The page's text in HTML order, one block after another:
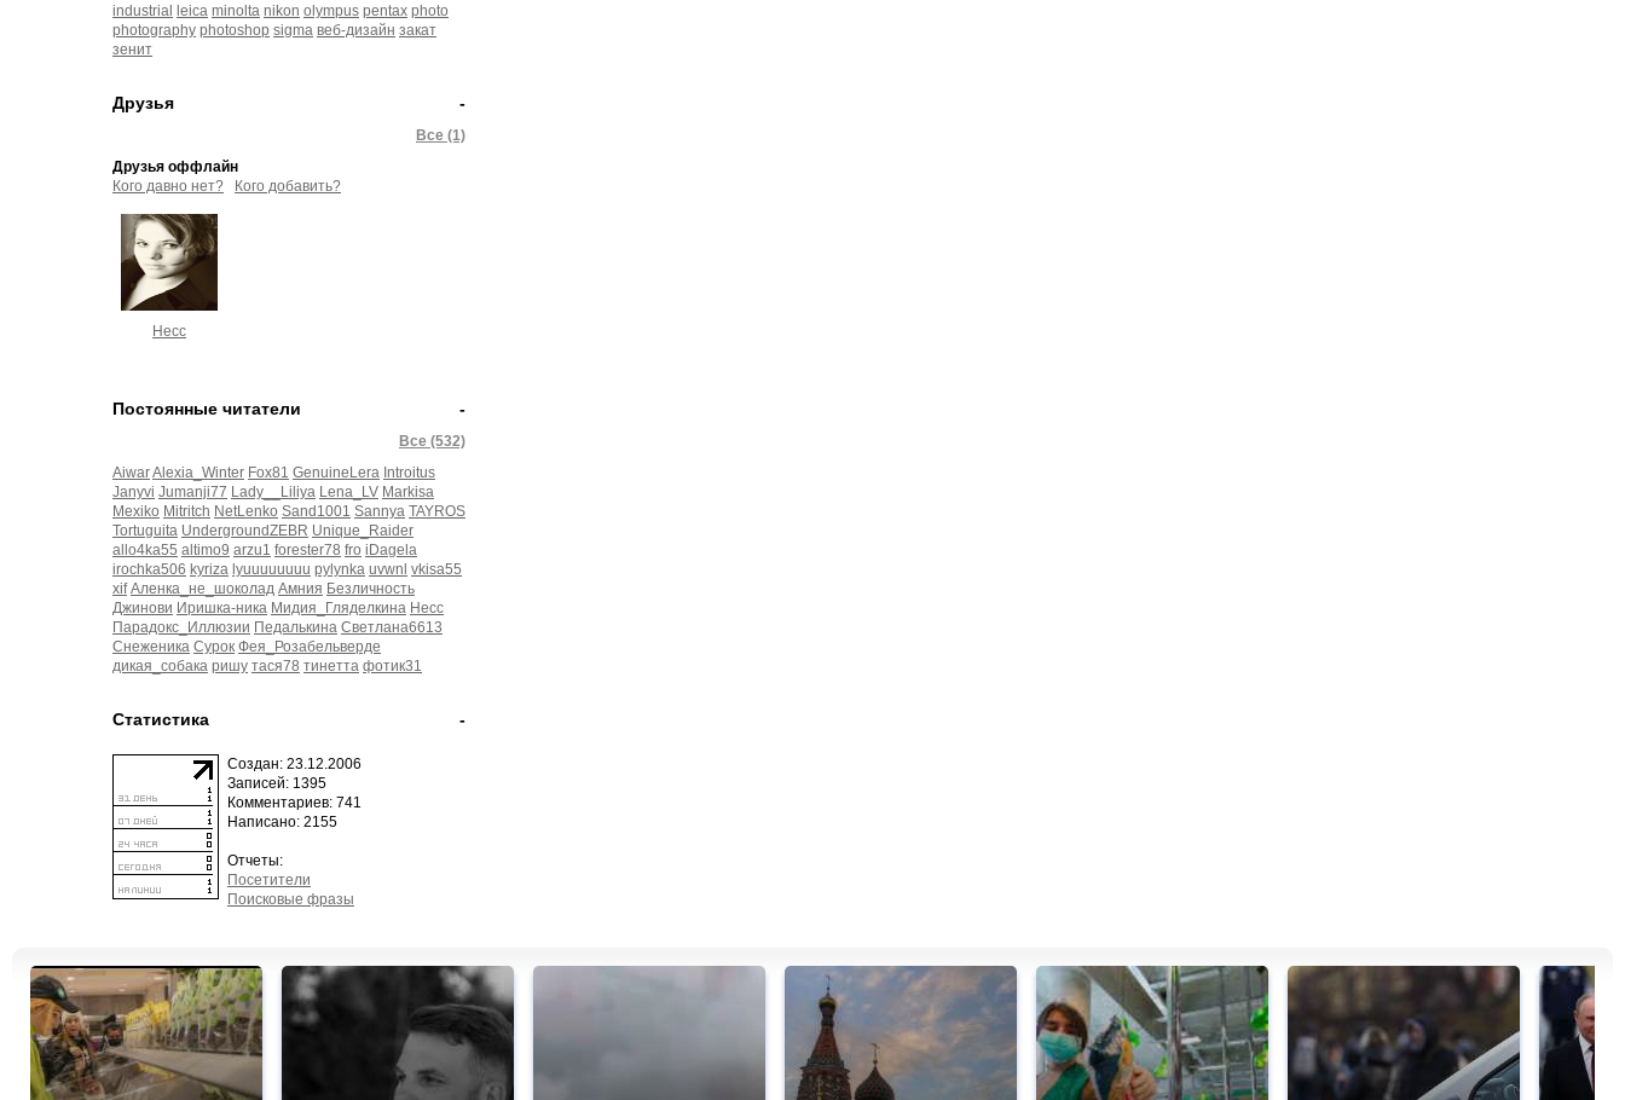
industrial
leica minolta nikon olympus pentax photo
photography photoshop sigma веб-дизайн закат
зенит
-
Друзья
Все (1)
Друзья оффлайн
Кого давно нет?
Кого добавить?
Несс
-
Постоянные читатели
Все (532)
AiwarAlexia_Winter Fox81 GenuineLera Introitus
Janyvi Jumanji77 Lady__Liliya Lena_LV Markisa
Mexiko Mitritch NetLenko Sand1001 Sannya TAYROS
Tortuguita UndergroundZEBR Unique_Raider
allo4ka55 altimo9 arzu1 forester78 fro iDagela
irochka506 kyriza lyuuuuuuuu pylynka uvwnl vkisa55
xif Аленка_не_шоколад Амния Безличность
Джинови Иришка-ника Мидия_Гляделкина Несс
Парадокс_Иллюзии Педалькина Светлана6613
Снеженика Сурок Фея_Розабельверде
дикая_собака ришу тася78 тинетта фотик31
-
Статистика
Создан: 23.12.2006
Записей: 1395
Комментариев: 741
Написано: 2155
Отчеты:
Посетители
Поисковые фразы